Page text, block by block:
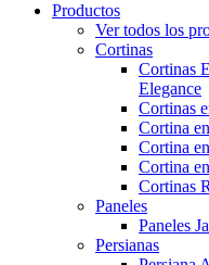
Productos
Ver todos los
Cortinas
Cortinas
Elegance
Cortinas
Cortina
Cortina
Cortina
Cortinas
Paneles
Paneles
Persianas